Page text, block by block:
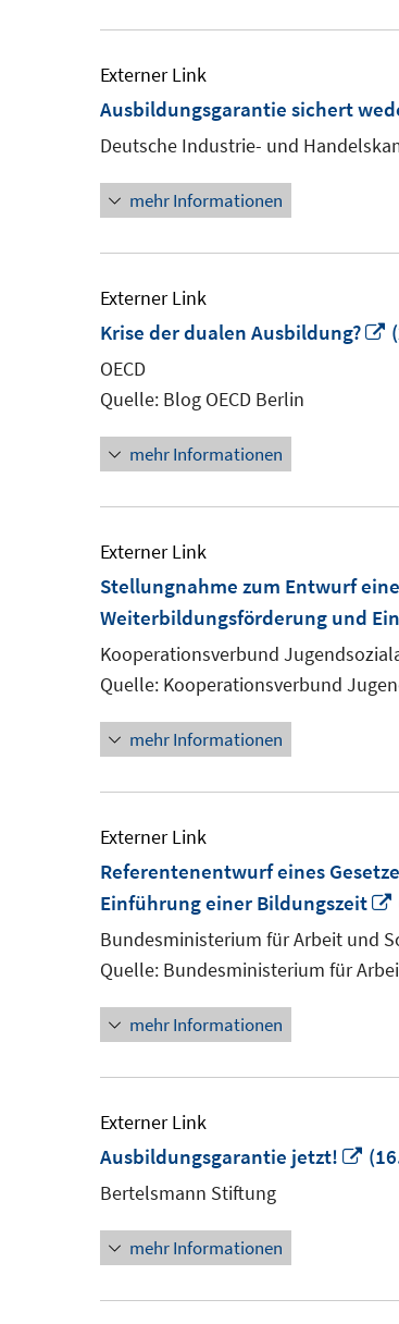
Externer Link
Ausbildungsgarantie sichert
Deutsche Industrie- und
mehr Informationen
Externer Link
Krise der dualen Ausbildung?
OECD
Quelle: Blog OECD Berlin
mehr Informationen
Externer Link
Stellungnahme zum Entwurf
Weiterbildungsförderung und
Kooperationsverbund
Quelle: Kooperationsverbund
mehr Informationen
Externer Link
Referentenentwurf eines
Einführung einer Bildungszeit
Bundesministerium für Arbeit und
Quelle: Bundesministerium für
mehr Informationen
Externer Link
Ausbildungsgarantie jetzt!
In
Bertelsmann Stiftung
mehr Informationen